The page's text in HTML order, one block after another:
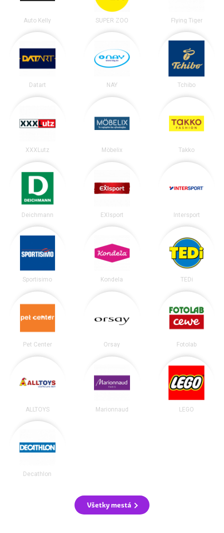
Auto Kelly SUPER ZOO Flying Tiger
Datart NAY Tchibo
XXXLutz Möbelix Takko
Deichmann EXIsport Intersport
Sportisimo Kondela TEDi
Pet Center Orsay Fotolab
ALLTOYS Marionnaud LEGO
Decathlon
Všetky mestá